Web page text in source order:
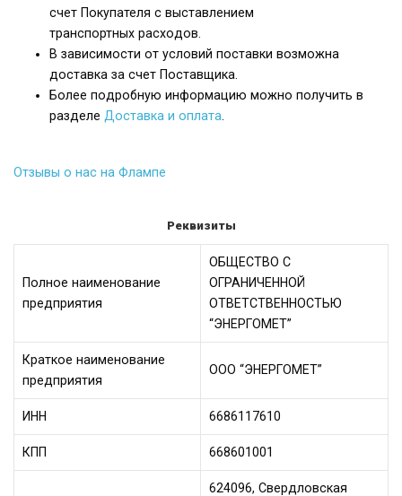
счет Покупателя с выставлением
транспортных расходов.
В зависимости от условий поставки возможна
доставка за счет Поставщика.
Более подробную информацию можно получить в
разделе Доставка и оплата
Отзывы о нас на Флампе
Реквизиты
Полное наименование
предприятия
ОБЩЕСТВО С
ОГРАНИЧЕННОЙ
ОТВЕТСТВЕННОСТЬЮ
“ЭНЕРГОМЕТ”
Краткое наименование
предприятия
ООО “ЭНЕРГОМЕТ”
ИНН 6686117610
КПП 668601001
624096, Свердловская